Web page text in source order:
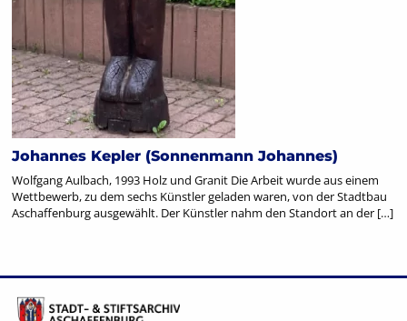
Johannes Kepler (Sonnenmann Johannes)
Wolfgang Aulbach, 1993 Holz und Granit Die Arbeit wurde aus einem
Wettbewerb, zu dem sechs Künstler geladen waren, von der Stadtbau
Aschaffenburg ausgewählt. Der Künstler nahm den Standort an der […]